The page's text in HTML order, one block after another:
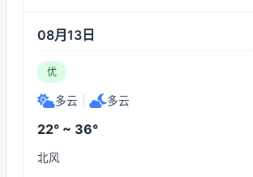
08月13日
优
多云 多云
22° ~ 36°
北风